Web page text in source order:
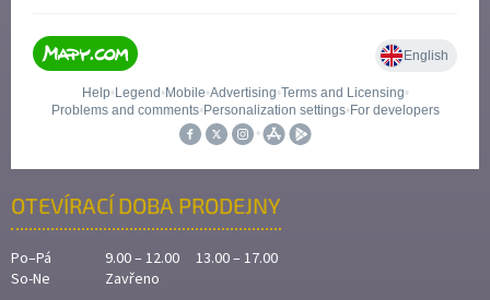
OTEVÍRACÍ DOBA PRODEJNY
Po–Pá
9.00 – 12.00 13.00 – 17.00
So-Ne
Zavřeno